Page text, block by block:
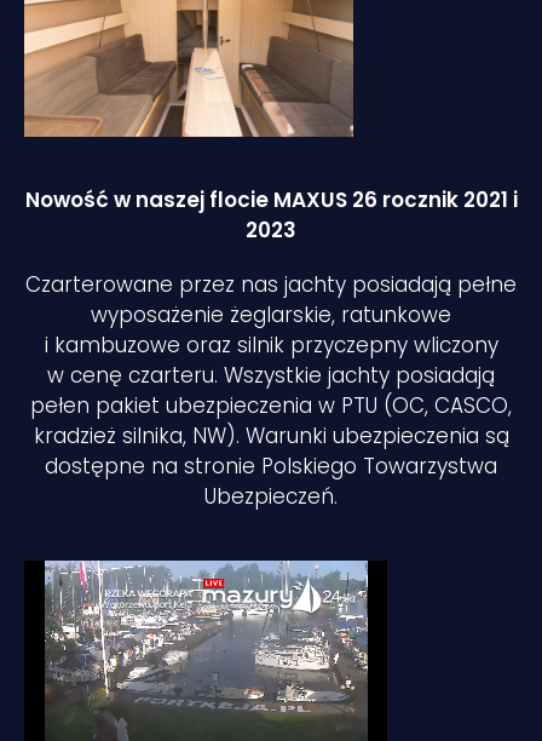
Nowość w naszej flocie MAXUS 26 rocznik 2021 i
2023
Czarterowane przez nas jachty posiadają pełne
wyposażenie żeglarskie, ratunkowe
i kambuzowe oraz silnik przyczepny wliczony
w cenę czarteru. Wszystkie jachty posiadają
pełen pakiet ubezpieczenia w PTU (OC, CASCO,
kradzież silnika, NW). Warunki ubezpieczenia są
dostępne na stronie Polskiego Towarzystwa
Ubezpieczeń.